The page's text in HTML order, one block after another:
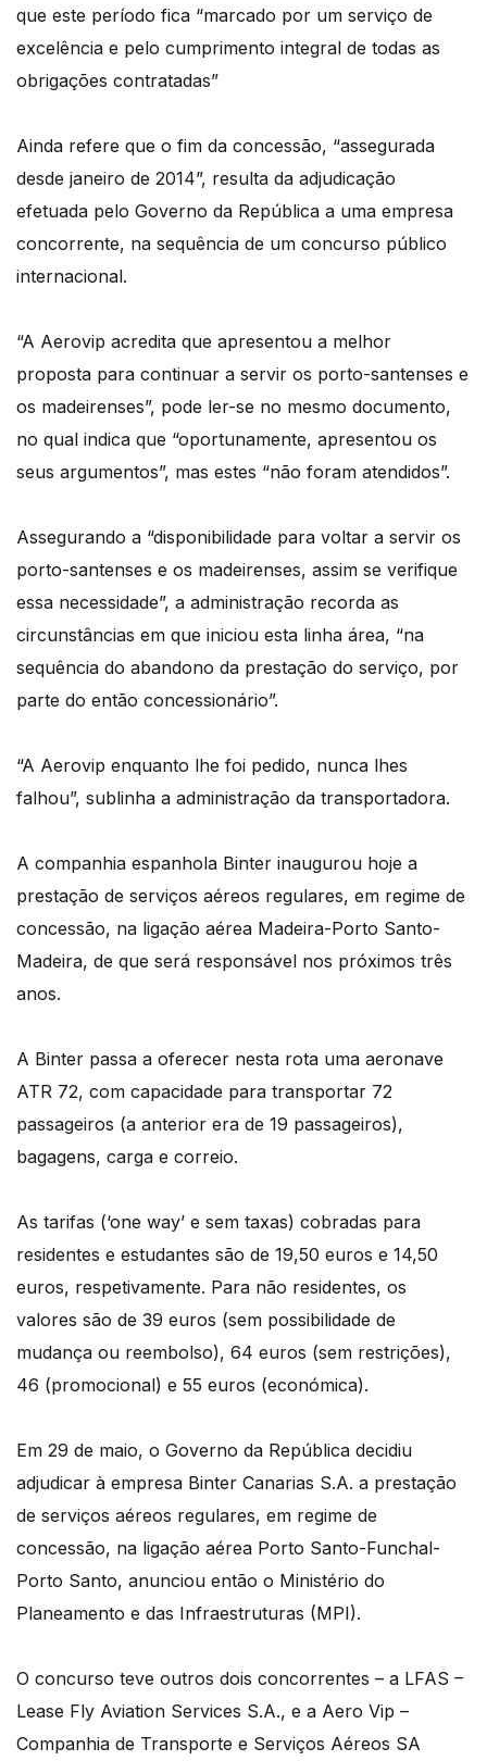
que este período fica “marcado por um serviço de
excelência e pelo cumprimento integral de todas as
obrigações contratadas”
Ainda refere que o fim da concessão, “assegurada
desde janeiro de 2014”, resulta da adjudicação
efetuada pelo Governo da República a uma empresa
concorrente, na sequência de um concurso público
internacional.
“A Aerovip acredita que apresentou a melhor
proposta para continuar a servir os porto-santenses e
os madeirenses”, pode ler-se no mesmo documento,
no qual indica que “oportunamente, apresentou os
seus argumentos”, mas estes “não foram atendidos”.
Assegurando a “disponibilidade para voltar a servir os
porto-santenses e os madeirenses, assim se verifique
essa necessidade”, a administração recorda as
circunstâncias em que iniciou esta linha área, “na
sequência do abandono da prestação do serviço, por
parte do então concessionário”.
“A Aerovip enquanto lhe foi pedido, nunca lhes
falhou”, sublinha a administração da transportadora.
A companhia espanhola Binter inaugurou hoje a
prestação de serviços aéreos regulares, em regime de
concessão, na ligação aérea Madeira-Porto Santo-
Madeira, de que será responsável nos próximos três
anos.
A Binter passa a oferecer nesta rota uma aeronave
ATR 72, com capacidade para transportar 72
passageiros (a anterior era de 19 passageiros),
bagagens, carga e correio.
As tarifas (‘one way’ e sem taxas) cobradas para
residentes e estudantes são de 19,50 euros e 14,50
euros, respetivamente. Para não residentes, os
valores são de 39 euros (sem possibilidade de
mudança ou reembolso), 64 euros (sem restrições),
46 (promocional) e 55 euros (económica).
Em 29 de maio, o Governo da República decidiu
adjudicar à empresa Binter Canarias S.A. a prestação
de serviços aéreos regulares, em regime de
concessão, na ligação aérea Porto Santo-Funchal-
Porto Santo, anunciou então o Ministério do
Planeamento e das Infraestruturas (MPI).
O concurso teve outros dois concorrentes – a LFAS –
Lease Fly Aviation Services S.A., e a Aero Vip –
Companhia de Transporte e Serviços Aéreos SA